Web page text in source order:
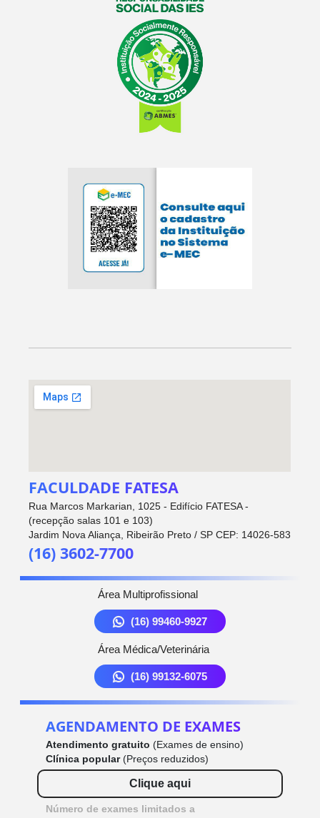
FACULDADE FATESA
Rua Marcos Markarian, 1025 - Edifício FATESA -
(recepção salas 101 e 103)
Jardim Nova Aliança, Ribeirão Preto / SP CEP: 14026-583
(16) 3602-7700
Área Multiprofissional
(16) 99460-9927
Área Médica/Veterinária
(16) 99132-6075
AGENDAMENTO DE EXAMES
Atendimento gratuito (Exames de ensino)
Clínica popular(Preços reduzidos)
Clique aqui
Número de exames limitados a